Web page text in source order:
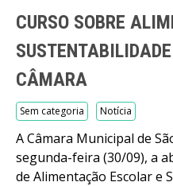
CURSO SOBRE
CÂMARA
Sem categoria Notícia
A Câmara Municipal de
segunda-feira (30/09), a
de Alimentação Escolar e